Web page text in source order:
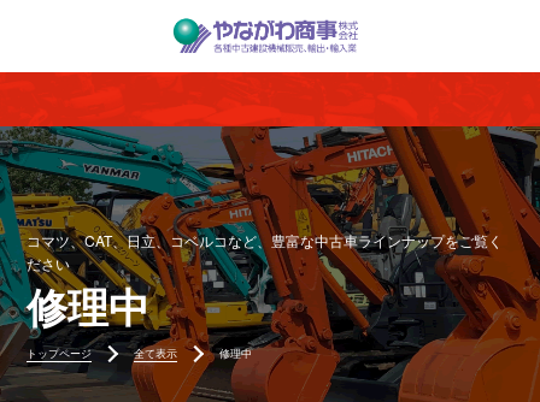
コマツ、CAT、日立、コベルコなど、豊富な中古車ラインナップをご覧く
ださい
修理中
トップページ 全て表示 修理中